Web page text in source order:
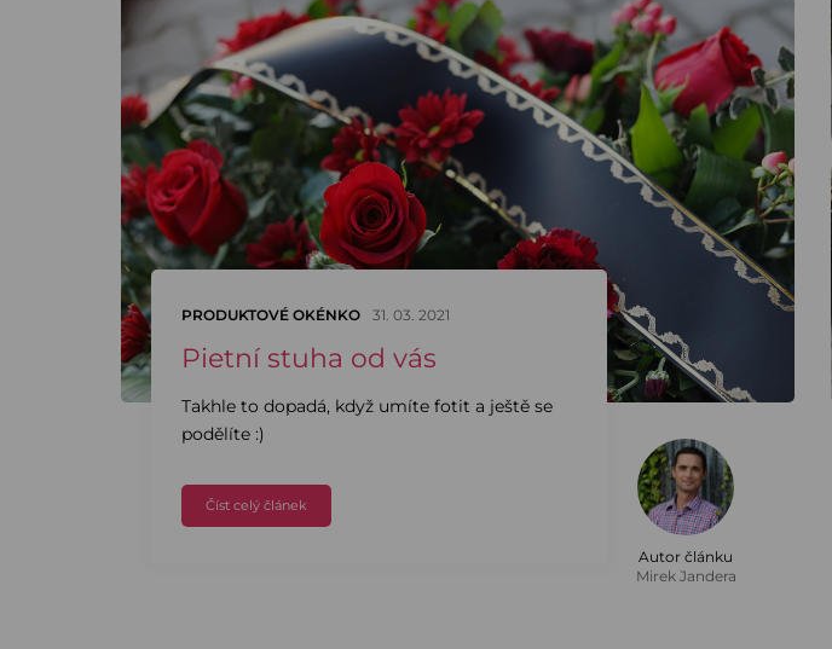
PRODUKTOVÉ OKÉNKO 31. 03. 2021
Pietní stuha od vás
Takhle to dopadá, když umíte fotit a ještě se
podělíte :)
Číst celý článek
Autor článku
Mirek Jandera